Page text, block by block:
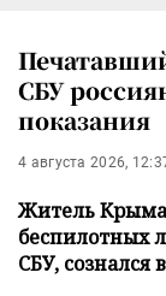
СБУ
показания
4 августа 2026,
Житель
беспилотных
СБУ, сознался